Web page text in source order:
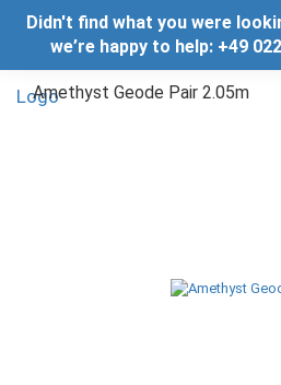
Didn't find what you were
we’re happy to help: +49
Amethyst Geode Pair 2.05m